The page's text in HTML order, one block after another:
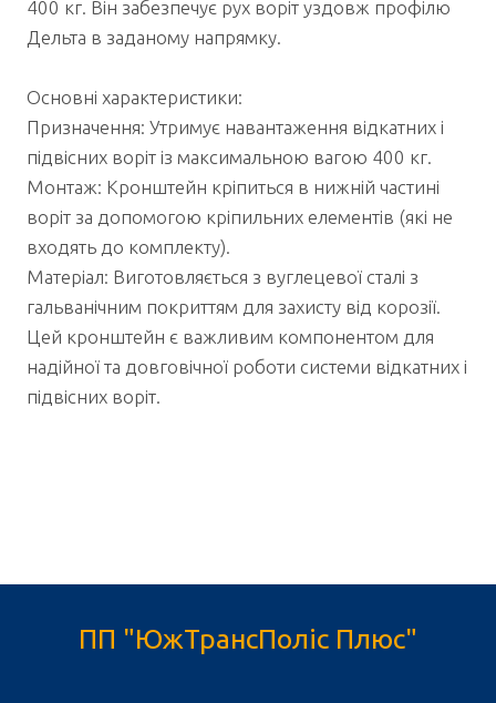
400 кг. Він забезпечує рух воріт уздовж профілю
Дельта в заданому напрямку.
Основні характеристики:
Призначення: Утримує навантаження відкатних і
підвісних воріт із максимальною вагою 400 кг.
Монтаж: Кронштейн кріпиться в нижній частині
воріт за допомогою кріпильних елементів (які не
входять до комплекту).
Матеріал: Виготовляється з вуглецевої сталі з
гальванічним покриттям для захисту від корозії.
Цей кронштейн є важливим компонентом для
надійної та довговічної роботи системи відкатних і
підвісних воріт.
ПП "ЮжТрансПоліс Плюс"